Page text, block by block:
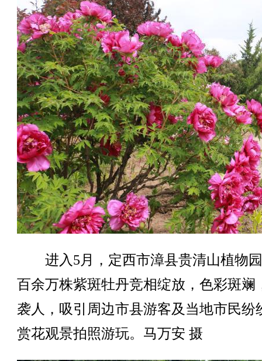
进入5月，定西市漳县贵清山植物
百余万株紫斑牡丹竞相绽放，色彩斑斓
袭人，吸引周边市县游客及当地市民纷
赏花观景拍照游玩。马万安 摄